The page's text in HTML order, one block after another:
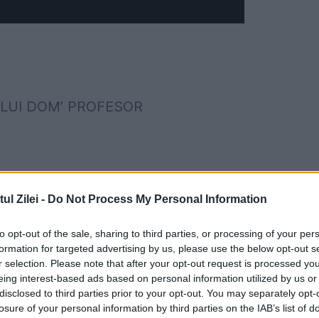
Zilei - Do Not Process My Personal Information
opt-out of the sale, sharing to third parties, or processing of your
for targeted advertising by us, please use the below opt-out
selection. Please note that after your opt-out request is processed
interest-based ads based on personal information utilized by us
to third parties prior to your opt-out. You may separately
of your personal information by third parties on the IAB’s list of
DOM’ PROFESOR
Bedrich Smetana, Jennifer Jones,
Popescu, Petre Ghelmez.
Isihie și Nestor.